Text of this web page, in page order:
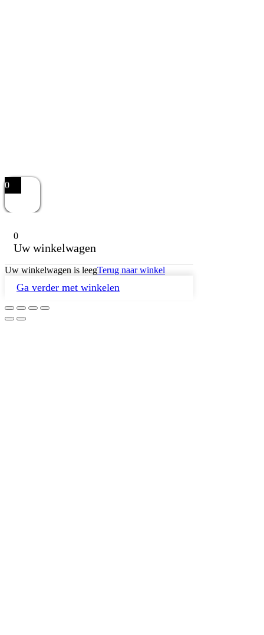
0
0
Uw winkelwagen
Uw winkelwagen is leegTerug naar winkel
Ga verder met winkelen